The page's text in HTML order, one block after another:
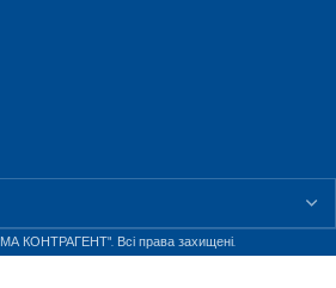
КОНТРАГЕНТ". Всі права захищені.